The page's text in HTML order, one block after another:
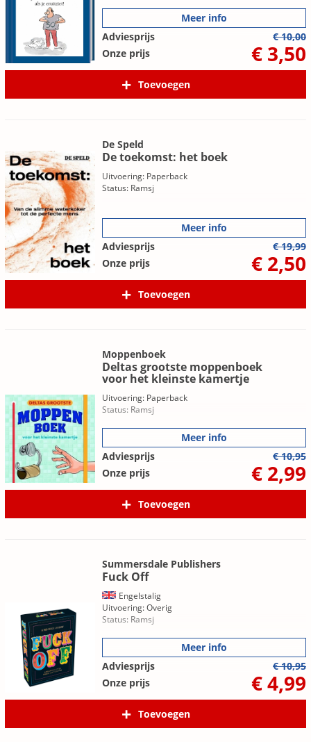
Meer info
Adviesprijs
€ 10,00
Onze prijs
€ 3,50
Toevoegen
De Speld
De toekomst: het boek
Uitvoering: Paperback
Status: Ramsj
Meer info
Adviesprijs
€ 19,99
Onze prijs
€ 2,50
Toevoegen
Moppenboek
Deltas grootste moppenboek
voor het kleinste kamertje
Uitvoering: Paperback
Status: Ramsj
Meer info
Adviesprijs
€ 10,95
Onze prijs
€ 2,99
Toevoegen
Summersdale Publishers
Fuck Off
Engelstalig
Uitvoering: Overig
Status: Ramsj
Meer info
Adviesprijs
€ 10,95
Onze prijs
€ 4,99
Toevoegen